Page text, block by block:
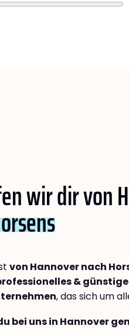
wir dir von
von Hannover nach
&
, das sich um
bei uns in Hannover